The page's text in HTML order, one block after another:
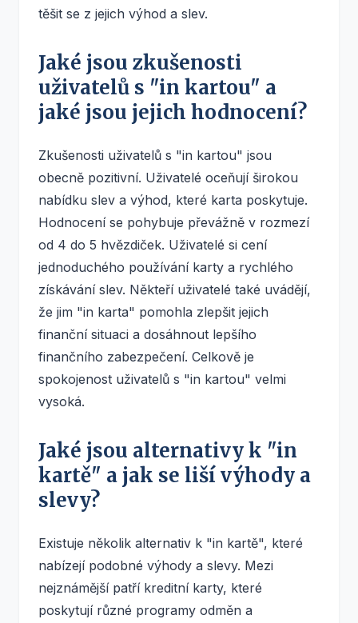
těšit se z jejich výhod a slev.
Jaké jsou zkušenosti
uživatelů s "in kartou" a
jaké jsou jejich hodnocení?
Zkušenosti uživatelů s "in kartou" jsou
obecně pozitivní. Uživatelé oceňují širokou
nabídku slev a výhod, které karta poskytuje.
Hodnocení se pohybuje převážně v rozmezí
od 4 do 5 hvězdiček. Uživatelé si cení
jednoduchého používání karty a rychlého
získávání slev. Někteří uživatelé také uvádějí,
že jim "in karta" pomohla zlepšit jejich
finanční situaci a dosáhnout lepšího
finančního zabezpečení. Celkově je
spokojenost uživatelů s "in kartou" velmi
vysoká.
Jaké jsou alternativy k "in
kartě" a jak se liší výhody a
slevy?
Existuje několik alternativ k "in kartě", které
nabízejí podobné výhody a slevy. Mezi
nejznámější patří kreditní karty, které
poskytují různé programy odměn a